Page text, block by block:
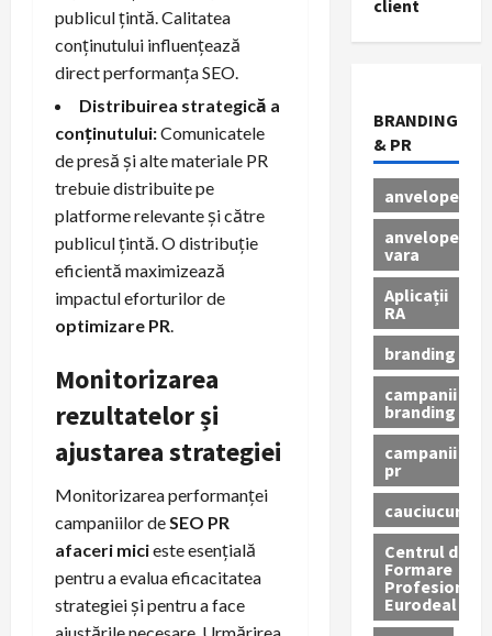
publicul țintă. Calitatea
conținutului influențează
direct performanța SEO.
Distribuirea strategică a
conținutului:Comunicatele
de presă și alte materiale PR
trebuie distribuite pe
platforme relevante și către
publicul țintă. O distribuție
eficientă maximizează
impactul eforturilor de
optimizare PR.
Monitorizarea
rezultatelor și
ajustarea strategiei
Monitorizarea performanței
campaniilor deSEO PR
afaceri micieste esențială
pentru a evalua eficacitatea
strategiei și pentru a face
client
BRANDING
& PR
anvelope
anvelope
vara
Aplicații
RA
branding
campanii
branding
campanii
pr
cauciucuri
Centrul de
Formare
Profesionala
Eurodeal